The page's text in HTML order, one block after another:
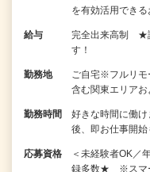
を有効活用でき
給与
完全出来高制 ★
す！
勤務地
ご自宅※フルリ
含む関東エリア
勤務時間
好きな時間に働
後、即お仕事開
応募資格
＜未経験者OK／
録多数★ ※スマー